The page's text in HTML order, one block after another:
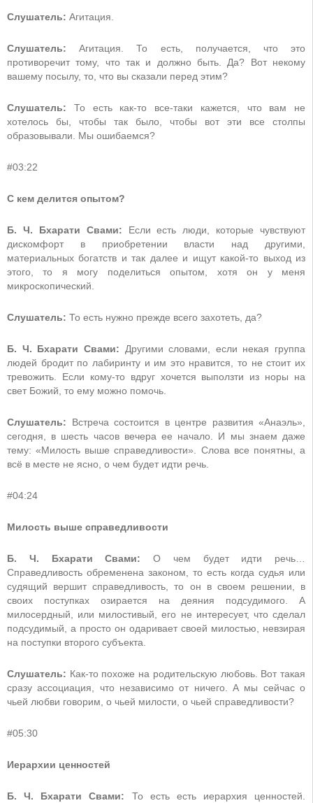
Слушатель: Агитация.
Слушатель:Агитация. То есть, получается, что это
противоречит тому, что так и должно быть. Да? Вот некому
вашему посылу, то, что вы сказали перед этим?
Слушатель: То есть как-то все-таки кажется, что вам не
хотелось бы, чтобы так было, чтобы вот эти все столпы
образовывали. Мы ошибаемся?
#03:22
С кем делится опытом?
Б. Ч. Бхарати Свами: Если есть люди, которые чувствуют
дискомфорт в приобретении власти над другими,
материальных богатств и так далее и ищут какой-то выход из
этого, то я могу поделиться опытом, хотя он у меня
микроскопический.
Слушатель: То есть нужно прежде всего захотеть, да?
Б. Ч. Бхарати Свами: Другими словами, если некая группа
людей бродит по лабиринту и им это нравится, то не стоит их
тревожить. Если кому-то вдруг хочется выползти из норы на
свет Божий, то ему можно помочь.
Слушатель: Встреча состоится в центре развития «Анаэль»,
сегодня, в шесть часов вечера ее начало. И мы знаем даже
тему: «Милость выше справедливости». Слова все понятны, а
всё в месте не ясно, о чем будет идти речь.
#04:24
Милость выше справедливости
Б. Ч. Бхарати Свами: О чем будет идти речь…
Справедливость обременена законом, то есть когда судья или
судящий вершит справедливость, то он в своем решении, в
своих поступках озирается на деяния подсудимого. А
милосердный, или милостивый, его не интересует, что сделал
подсудимый, а просто он одаривает своей милостью, невзирая
на поступки второго субъекта.
Слушатель: Как-то похоже на родительскую любовь. Вот такая
сразу ассоциация, что независимо от ничего. А мы сейчас о
чьей любви говорим, о чьей милости, о чьей справедливости?
#05:30
Иерархии ценностей
Б. Ч. Бхарати Свами: То есть есть иерархия ценностей.